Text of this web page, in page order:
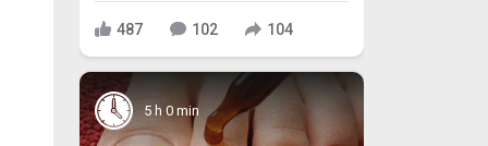
487 102 104
5 h 0 min